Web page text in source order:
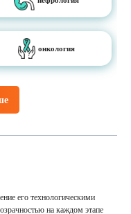
онкология
его технологическими
на каждом этапе